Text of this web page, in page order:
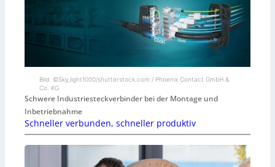
Bild: ©Sky_light1000/shutterstock.com / Phoenix Contact GmbH &
Co. KG
Schwere Industriesteckverbinder bei der Montage und
Inbetriebnahme
Schneller verbunden, schneller produktiv